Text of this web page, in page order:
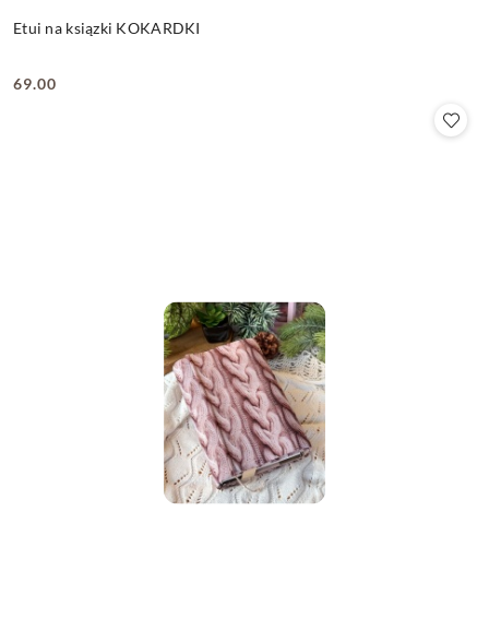
Etui na ksiązki KOKARDKI
Cena:
69.00